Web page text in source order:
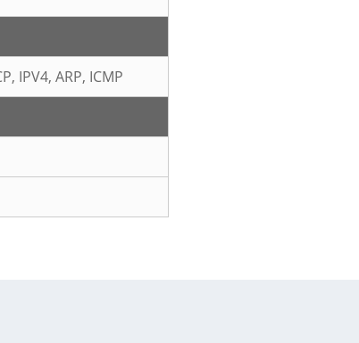
IPV4, ARP, ICMP